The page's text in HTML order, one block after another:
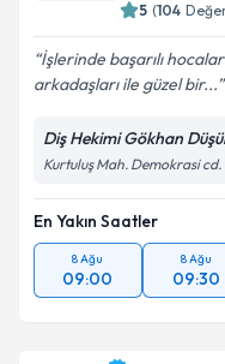
5 (104
İşlerinde başarılı
arkadaşları ile güzel bir...
Diş Hekimi Gökhan
Kurtuluş Mah. Demokrasi cd.
En Yakın Saatler
8 Ağu
09:00
8 Ağu
09:30